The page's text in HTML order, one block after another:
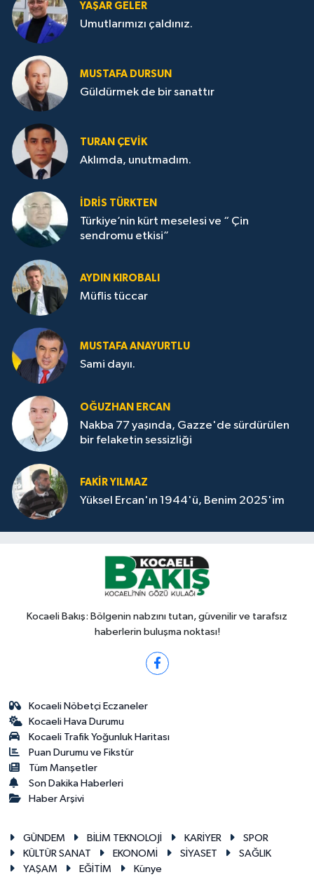
YAŞAR GELER
Umutlarımızı çaldınız.
MUSTAFA DURSUN
Güldürmek de bir sanattır
TURAN ÇEVİK
Aklımda, unutmadım.
İDRİS TÜRKTEN
Türkiye’nin kürt meselesi ve “ Çin
sendromu etkisi”
AYDIN KIROBALI
Müflis tüccar
MUSTAFA ANAYURTLU
Sami dayıı.
OĞUZHAN ERCAN
Nakba 77 yaşında, Gazze'de sürdürülen
bir felaketin sessizliği
FAKİR YILMAZ
Yüksel Ercan'ın 1944'ü, Benim 2025'im
Kocaeli Bakış: Bölgenin nabzını tutan, güvenilir ve tarafsız
haberlerin buluşma noktası!
Kocaeli Nöbetçi Eczaneler
Kocaeli Hava Durumu
Kocaeli Trafik Yoğunluk Haritası
Puan Durumu ve Fikstür
Tüm Manşetler
Son Dakika Haberleri
Haber Arşivi
GÜNDEM BİLİM TEKNOLOJİ KARİYER
SPOR
KÜLTÜR SANAT
EKONOMİ SİYASET
SAĞLIK
YAŞAM
EĞİTİM Künye